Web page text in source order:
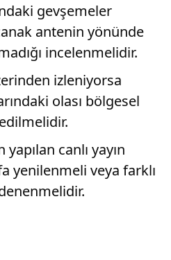
gevşemeler
antenin yönünde
incelenmelidir.
izleniyorsa
olası bölgesel
canlı yayın
yenilenmeli veya farklı